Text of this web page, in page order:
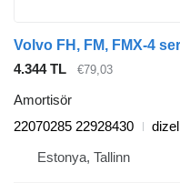
4.344 TL €79,03
Amortisör
22070285 22928430
dizel
Estonya, Tallinn